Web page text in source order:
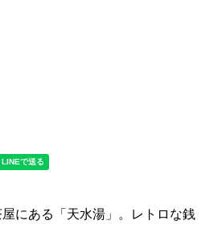
にある「天水湯」。レトロな銭